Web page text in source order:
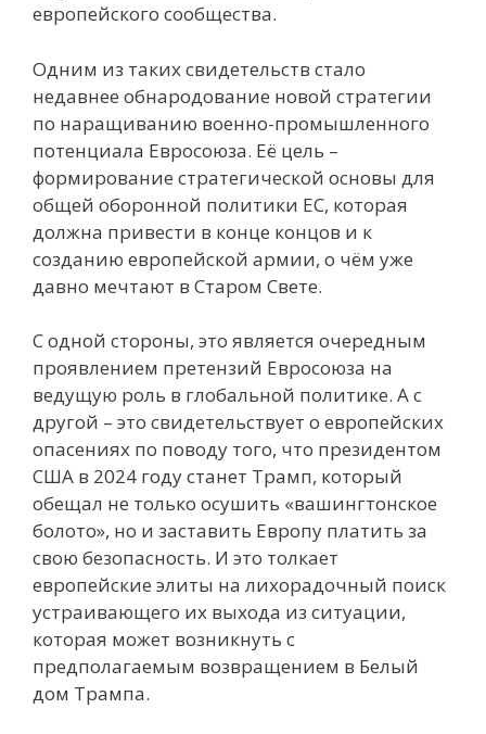
европейского сообщества.
Одним из таких свидетельств стало
недавнее обнародование новой стратегии
по наращиванию военно-промышленного
потенциала Евросоюза. Её цель –
формирование стратегической основы для
общей оборонной политики ЕС, которая
должна привести в конце концов и к
созданию европейской армии, о чём уже
давно мечтают в Старом Свете.
С одной стороны, это является очередным
проявлением претензий Евросоюза на
ведущую роль в глобальной политике. А с
другой – это свидетельствует о европейских
опасениях по поводу того, что президентом
США в 2024 году станет Трамп, который
обещал не только осушить «вашингтонское
болото», но и заставить Европу платить за
свою безопасность. И это толкает
европейские элиты на лихорадочный поиск
устраивающего их выхода из ситуации,
которая может возникнуть с
предполагаемым возвращением в Белый
дом Трампа.